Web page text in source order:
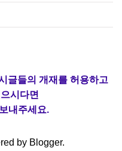
글들의 개재를 허용하고
시다면
내주세요.
by Blogger.